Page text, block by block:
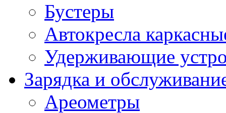
Бустеры
Автокресла
Удерживающие
Зарядка и
Ареометры